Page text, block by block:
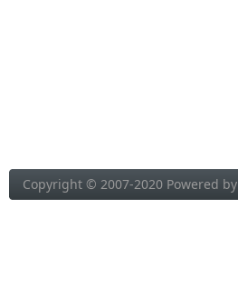
Copyright © 2007-2020 Powered by